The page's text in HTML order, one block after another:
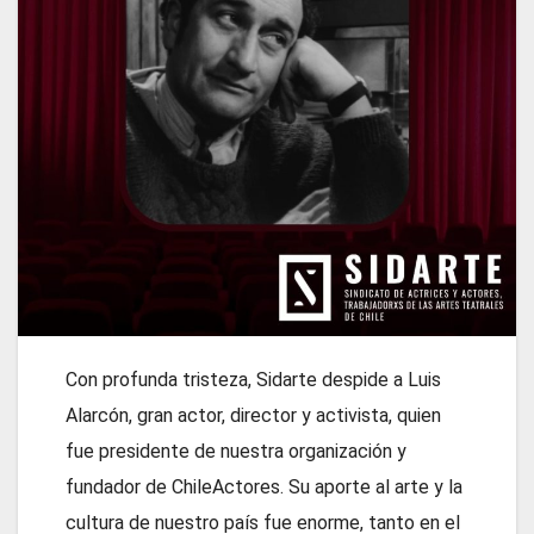
Con profunda tristeza, Sidarte despide a Luis
Alarcón, gran actor, director y activista, quien
fue presidente de nuestra organización y
fundador de ChileActores. Su aporte al arte y la
cultura de nuestro país fue enorme, tanto en el